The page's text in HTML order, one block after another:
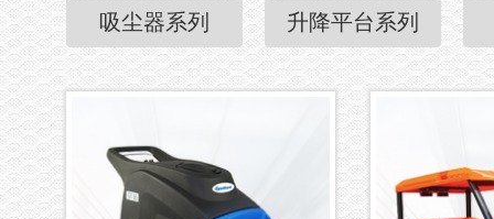
吸尘器系列 升降平台系列